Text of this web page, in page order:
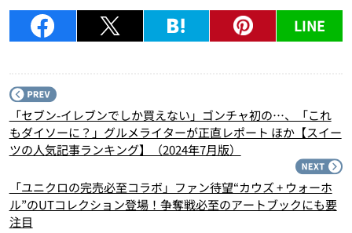
LINE
「セブン-イレブンでしか買えない」ゴンチャ初の…、「これ
もダイソーに？」グルメライターが正直レポート ほか【スイー
ツの人気記事ランキング】（2024年7月版）
「ユニクロの完売必至コラボ」ファン待望“カウズ + ウォーホ
ル”のUTコレクション登場！争奪戦必至のアートブックにも要
注目